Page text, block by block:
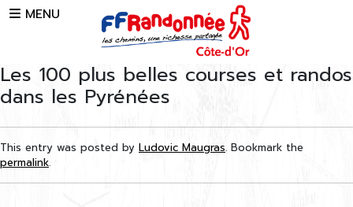
Skip to main content
MENU
Les 100 plus belles courses et randos
dans les Pyrénées
This entry was posted by Ludovic Maugras. Bookmark the
permalink.